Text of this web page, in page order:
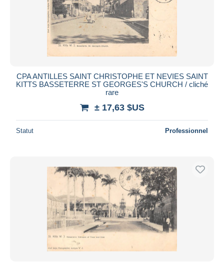
CPA ANTILLES SAINT CHRISTOPHE ET NEVIES SAINT
KITTS BASSETERRE ST GEORGES'S CHURCH / cliché
rare
± 17,63 $US
Statut Professionnel